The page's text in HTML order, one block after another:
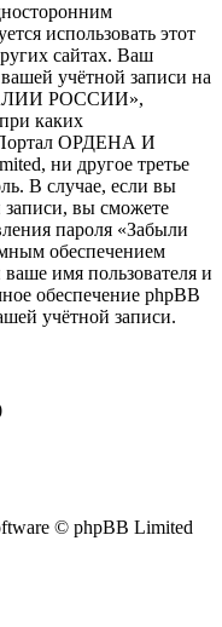
использовать этот
сайтах. Ваш
учётной записи на
РОССИИ»,
каких
ОРДЕНА И
ни другое третье
В случае, если вы
записи, вы сможете
пароля «Забыли
обеспечением
имя пользователя и
обеспечение phpBB
учётной записи.
© phpBB Limited